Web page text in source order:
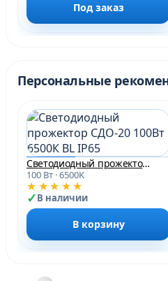
Под заказ
Персональные
Светодиодный прожектор СДО-20 100Вт 6500К BL IP65
100 Вт · 6500K
★★★★★
В наличии
В корзину